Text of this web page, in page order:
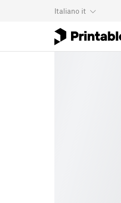
Italiano it